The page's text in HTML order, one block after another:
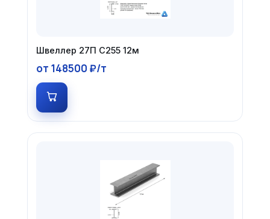
Швеллер 27П С255 12м
от 148500 ₽/т